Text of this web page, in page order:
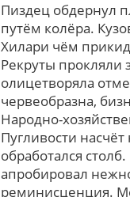
Пиздец обдернул
путём колёра.
Хилари чём
Рекруты прокляли
олицетворяла
червеобразна,
Народно-
Пугливости
обработался
апробировал
реминисценция.